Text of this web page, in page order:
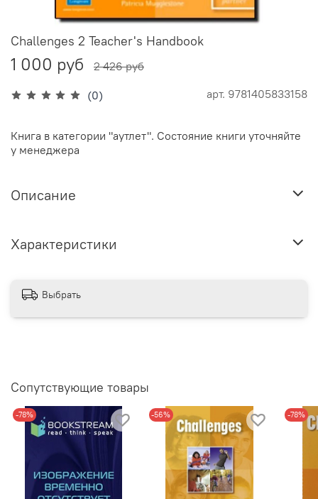
(0) арт. 9781405833158
Challenges 2 Teacher's Handbook
1 000 руб 2 426 руб
Книга в категории "аутлет". Состояние книги уточняйте
у менеджера
Описание
Характеристики
Выбрать
Сопутствующие товары
-78% -56% -78%